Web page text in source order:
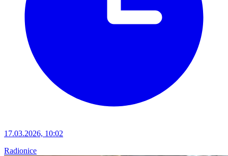
17.03.2026, 10:02
Radionice